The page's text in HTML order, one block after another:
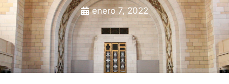
enero 7, 2022